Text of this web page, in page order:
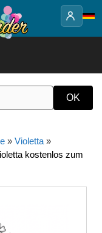
» Violetta »
kostenlos zum